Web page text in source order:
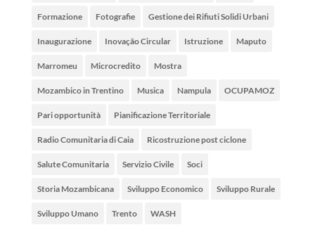
Formazione Fotografie Gestione dei Rifiuti Solidi Urbani
Inaugurazione Inovação Circular Istruzione Maputo
Marromeu Microcredito Mostra
Mozambico in Trentino Musica Nampula OCUPAMOZ
Pari opportunità Pianificazione Territoriale
Radio Comunitaria di Caia Ricostruzione post ciclone
Salute Comunitaria Servizio Civile Soci
Storia Mozambicana Sviluppo Economico Sviluppo Rurale
Sviluppo Umano Trento WASH